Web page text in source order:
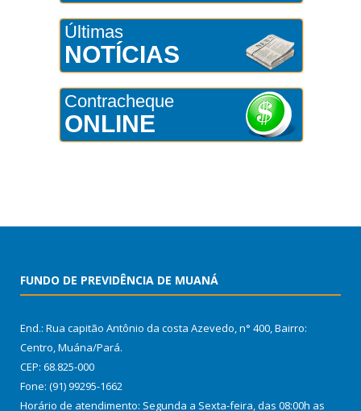
Últimas
NOTÍCIAS
Contracheque
ONLINE
FUNDO DE PREVIDÊNCIA DE MUANÁ
End.: Rua capitão Antônio da costa Azevedo, n° 400, Bairro:
Centro, Muána/Pará.
CEP: 68.825-000
Fone: (91) 99295-1662
Horário de atendimento: Segunda a Sexta-feira, das 08:00h as